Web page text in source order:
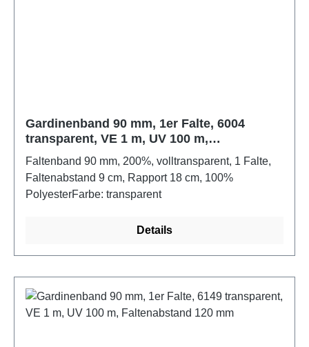
Gardinenband 90 mm, 1er Falte, 6004
transparent, VE 1 m, UV 100 m,
Faltenabstand 90 mm
Faltenband 90 mm, 200%, volltransparent, 1 Falte,
Faltenabstand 9 cm, Rapport 18 cm, 100%
PolyesterFarbe: transparent
Details